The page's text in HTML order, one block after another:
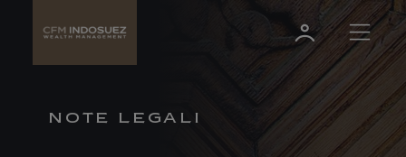
NOTE LEGALI